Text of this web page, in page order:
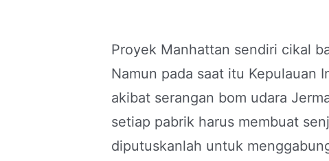
Proyek Manhattan sendiri cikal
Namun pada saat itu Kepulauan
akibat serangan bom udara
setiap pabrik harus membuat
diputuskanlah untuk